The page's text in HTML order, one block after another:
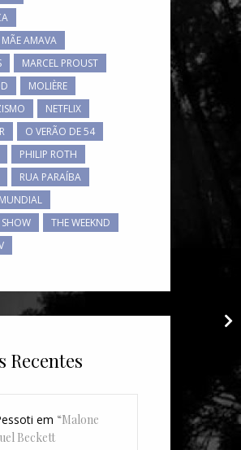
AMAVA
MARCEL PROUST
MOLIÈRE
NETFLIX
O VERÃO DE 54
PHILIP ROTH
RUA PARAÍBA
SHOW
THE WEEKND
Recentes
em “Malone
Beckett